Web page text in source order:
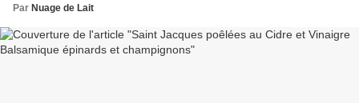
Par Nuage de Lait